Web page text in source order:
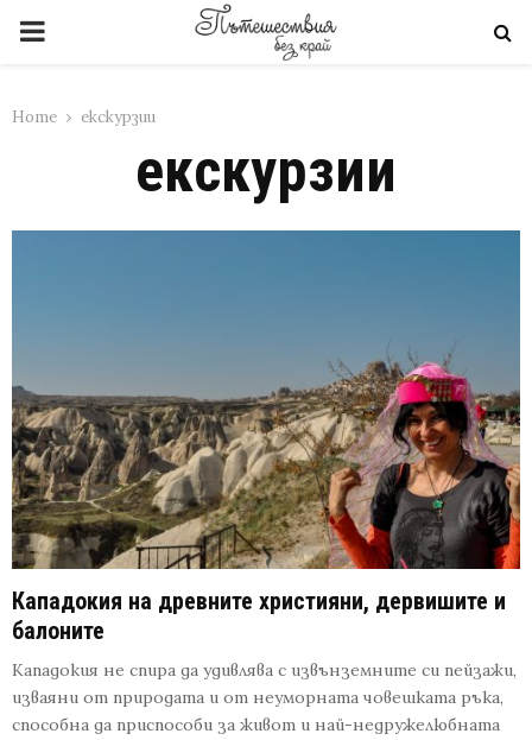
PRIMARY
Home екскурзии
екскурзии
Кападокия на древните християни, дервишите и
балоните
Кападокия не спира да удивлява с извънземните си пейзажи,
изваяни от природата и от неуморната човешката ръка,
способна да приспособи за живот и най-недружелюбната